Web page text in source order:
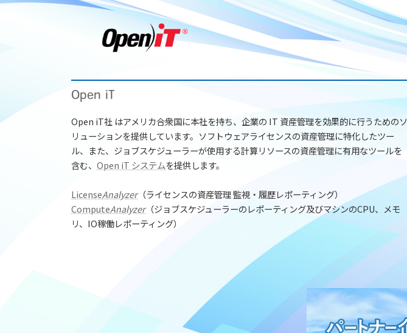
Open iT
Open iT社 はアメリカ合衆国に本社を持ち、企業の IT 資産管理を効果的に行うためのソ
リューションを提供しています。ソフトウェアライセンスの資産管理に特化したツー
ル、また、ジョブスケジューラーが使用する計算リソースの資産管理に有用なツールを
含む、 Open iT システムを提供します。
LicenseAnalyzer（ライセンスの資産管理 監視・履歴レポーティング）
ComputeAnalyzer（ジョブスケジューラーのレポーティング及びマシンのCPU、メモ
リ、IO稼働レポーティング）